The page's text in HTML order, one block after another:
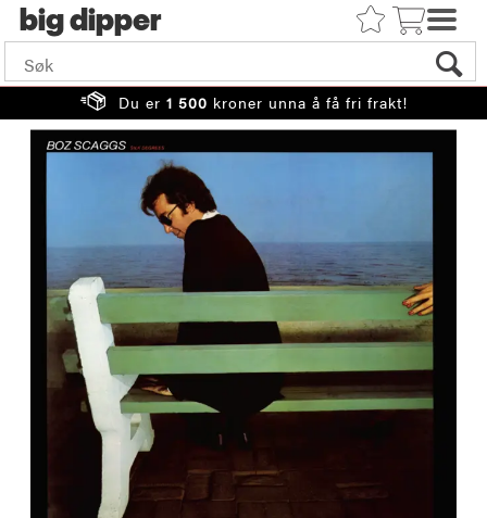
big
Du er 1 500 kroner unna å få fri frakt!